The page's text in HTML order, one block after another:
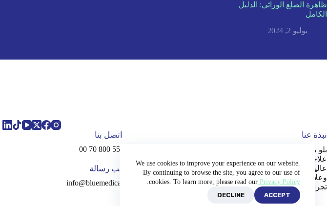
We use cookies to improve your experience on our website.
By continuing to browse the site, you agree to our use of
cookies. To learn more, please read our Privacy Policy
.
ACCEPT
DECLINE
ظاهرة الصلع الوراثي: الدليل
الكامل
يوليو 2, 2024
نبذة عنا
بلو ميديكال بلس هي شركة سياحة
علاجية معتمدة في تركيا، تقدم خدمات
عالية الجودة، بما في ذلك زراعة الأسنان
وعلاجات ابتسامة هوليوود، مما يضمن لك
تجربة آمنة ومريحة.
اتصل بنا
اكتب رسالة
info@bluemedicalplus.com